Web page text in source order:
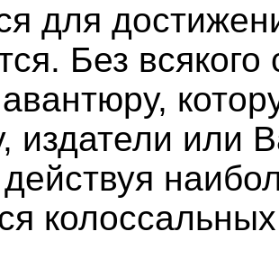
для
Без
издатели или